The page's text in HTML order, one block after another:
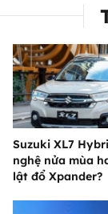
Suzuki XL7
nghệ nửa mùa
lật đổ Xpander?